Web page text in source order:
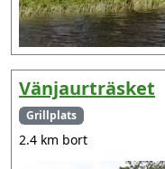
Vänjaurträsket
Grillplats
2.4 km bort